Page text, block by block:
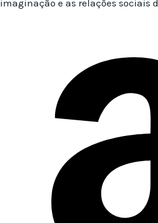
imaginação e as relações sociais